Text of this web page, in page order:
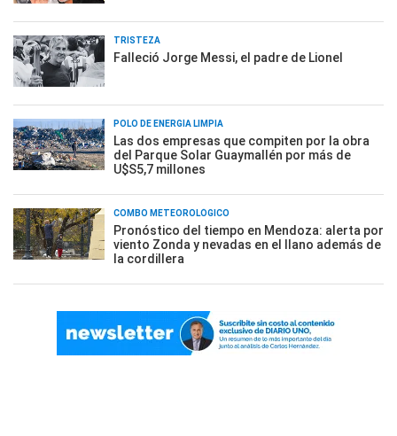
TRISTEZA
Falleció Jorge Messi, el padre de Lionel
POLO DE ENERGÍA LIMPIA
Las dos empresas que compiten por la obra
del Parque Solar Guaymallén por más de
U$S5,7 millones
COMBO METEOROLÓGICO
Pronóstico del tiempo en Mendoza: alerta por
viento Zonda y nevadas en el llano además de
la cordillera